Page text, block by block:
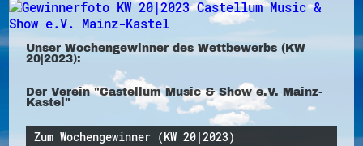
Unser Wochengewinner des Wettbewerbs (KW
20|2023):
Der Verein "Castellum Music & Show e.V. Mainz-
Kastel"
Zum Wochengewinner (KW 20|2023)